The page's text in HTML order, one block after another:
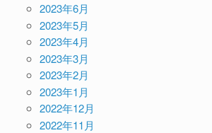
2023年6月
2023年5月
2023年4月
2023年3月
2023年2月
2023年1月
2022年12月
2022年11月